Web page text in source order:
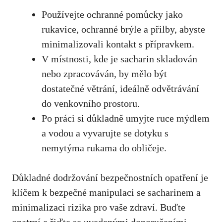
Používejte ochranné pomůcky jako
rukavice, ochranné ⁣brýle a přilby, ‌abyste
minimalizovali kontakt⁣ s přípravkem.
V místnosti, kde je sacharin skladován
nebo ​zpracováván, by mělo být
dostatečné větrání, ideálně odvětrávání‌
do ​venkovního prostoru.
Po práci si důkladně umyjte ruce mýdlem
a vodou⁢ a vyvarujte se dotyku s
nemytýma rukama do obličeje.
Důkladné dodržování ‌bezpečnostních opatření je
klíčem‍ k ‌bezpečné manipulaci se sacharinem a
minimalizaci rizika pro vaše zdraví.⁣ Buďte